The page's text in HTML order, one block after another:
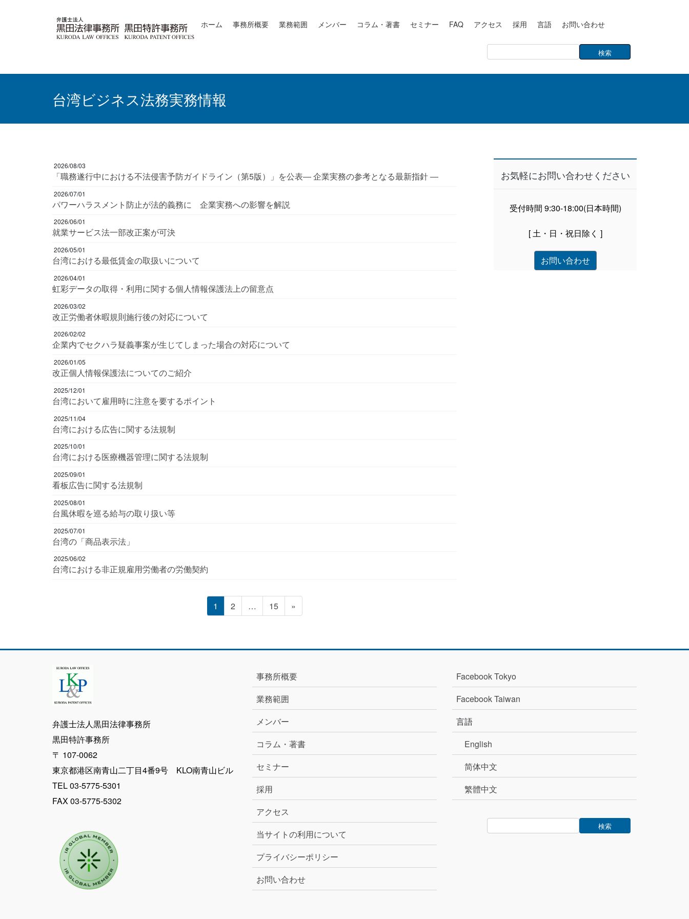
ホーム 事務所概要 業務範囲 メンバー コラム・著書 セミナー FAQ アクセス 採用 言語 お問い合わせ
台湾ビジネス法務実務情報
2026/08/03
「職務遂行中における不法侵害予防ガイドライン（第5版）」を公表― 企業実務の参考となる最新指針 ―
2026/07/01
パワーハラスメント防止が法的義務に 企業実務への影響を解説
2026/06/01
就業サービス法一部改正案が可決
2026/05/01
台湾における最低賃金の取扱いについて
2026/04/01
虹彩データの取得・利用に関する個人情報保護法上の留意点
2026/03/02
改正労働者休暇規則施行後の対応について
2026/02/02
企業内でセクハラ疑義事案が生じてしまった場合の対応について
2026/01/05
改正個人情報保護法についてのご紹介
2025/12/01
台湾において雇用時に注意を要するポイント
2025/11/04
台湾における広告に関する法規制
2025/10/01
台湾における医療機器管理に関する法規制
2025/09/01
看板広告に関する法規制
2025/08/01
台風休暇を巡る給与の取り扱い等
2025/07/01
台湾の「商品表示法」
2025/06/02
台湾における非正規雇用労働者の労働契約
の
ペ
ー
ジ
送
り
固
定
1
固
定
2 …
固
定
15 »
お気軽にお問い合わせください
受付時間 9:30-18:00(日本時間)
[ 土・日・祝日除く ]
お問い合わせ
弁護士法人黒田法律事務所
黒田特許事務所
〒 107-0062
東京都港区南青山二丁目4番9号 KLO南青山ビル
TEL 03-5775-5301
FAX 03-5775-5302
事務所概要
業務範囲
メンバー
コラム・著書
セミナー
採用
アクセス
当サイトの利用について
プライバシーポリシー
お問い合わせ
Facebook Tokyo
Facebook Taiwan
言語
English
简体中文
繁體中文